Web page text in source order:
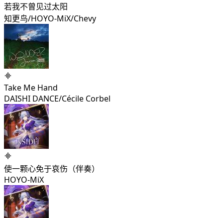
若我不曾见过太阳
知更鸟/HOYO-MiX/Chevy
Take Me Hand
DAISHI DANCE/Cécile Corbel
使一颗心免于哀伤（伴奏）
HOYO-MiX